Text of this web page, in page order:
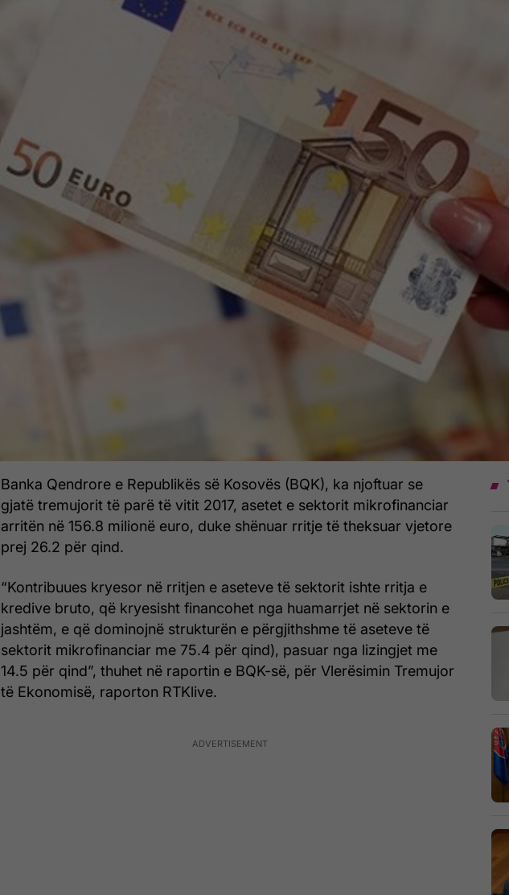
Banka Qendrore e Republikës së Kosovës (BQK), ka njoftuar se
gjatë tremujorit të parë të vitit 2017, asetet e sektorit mikrofinanciar
arritën në 156.8 milionë euro, duke shënuar rritje të theksuar vjetore
prej 26.2 për qind.
“Kontribuues kryesor në rritjen e aseteve të sektorit ishte rritja e
kredive bruto, që kryesisht financohet nga huamarrjet në sektorin e
jashtëm, e që dominojnë strukturën e përgjithshme të aseteve të
sektorit mikrofinanciar me 75.4 për qind), pasuar nga lizingjet me
14.5 për qind”, thuhet në raportin e BQK-së, për Vlerësimin Tremujor
të Ekonomisë, raporton RTKlive.